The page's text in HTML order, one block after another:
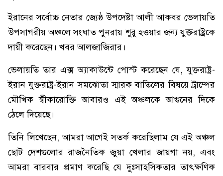
ইরানের সর্বোচ্চ নেতার জ্যেষ্ঠ উপদেষ্টা আলী আকবর ভেলায়তি
উপসাগরীয় অঞ্চলে সংঘাত পুনরায় শুরু হওয়ার জন্য যুক্তরাষ্ট্রকে
দায়ী করেছেন। খবর আলজাজিরার।
ভেলায়তি তার এক্স অ্যাকাউন্টে পোস্ট করেছেন যে, যুক্তরাষ্ট্র-
ইরান যুক্তরাষ্ট্র-ইরান সমঝোতা স্মারক বাতিলের বিষয়ে ট্রাম্পের
মৌখিক স্বীকারোক্তি আবারও এই অঞ্চলকে আগুনের দিকে
ঠেলে দিয়েছে।
তিনি লিখেছেন, আমরা আগেই সতর্ক করেছিলাম যে এই অঞ্চল
ছোট দেশগুলোর রাজনৈতিক জুয়া খেলার জায়গা নয়, এবং
আমরা বারবার প্রমাণ করেছি যে দুঃসাহসিকতার তাৎক্ষণিক